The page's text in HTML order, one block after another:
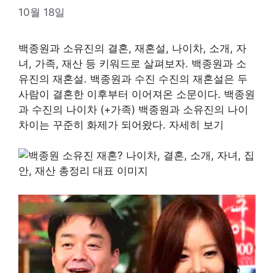
10월 18일
백종원과 소유진의 결혼, 재혼설, 나이차, 소개, 자
녀, 가족, 재산 등 키워드로 살펴보자. 백종원과 소
유진의 재혼설. 백종원과 수진 수진의 재혼설은 두
사람이 결혼한 이후부터 이어져온 소문이다. 백종원
과 수진의 나이차 (+가족) 백종원과 소유진의 나이
차이는 꾸준히 화제가 되어왔다. 자세히 보기